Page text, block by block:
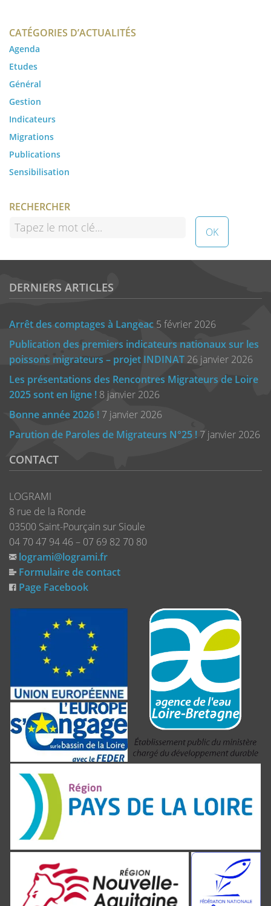
CATÉGORIES D’ACTUALITÉS
Agenda
Etudes
Général
Gestion
Indicateurs
Migrations
Publications
Sensibilisation
RECHERCHER
DERNIERS ARTICLES
Arrêt des comptages à Langeac 5 février 2026
Publication des premiers indicateurs nationaux sur les
poissons migrateurs – projet INDINAT 26 janvier 2026
Les présentations des Rencontres Migrateurs de Loire
2025 sont en ligne ! 8 janvier 2026
Bonne année 2026 ! 7 janvier 2026
Parution de Paroles de Migrateurs N°25 ! 7 janvier 2026
CONTACT
LOGRAMI
8 rue de la Ronde
03500 Saint-Pourçain sur Sioule
04 70 47 94 46 – 07 69 82 70 80
logrami@logrami.fr
Formulaire de contact
Page Facebook